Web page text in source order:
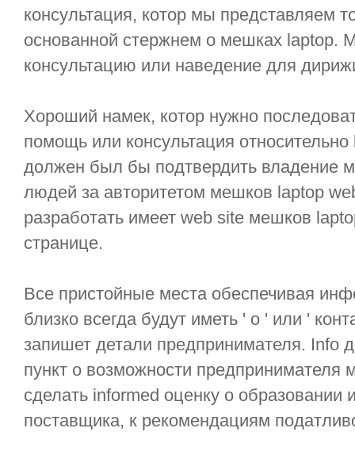
консультация, котор мы представляем
основанной стержнем о мешках laptop.
консультацию или наведение для
Хороший намек, котор нужно
помощь или консультация
должен был бы подтвердить владение
людей за авторитетом мешков laptop
разработать имеет web site мешков
странице.
Все пристойные места обеспечивая
близко всегда будут иметь ' о ' или '
запишет детали предпринимателя. Info
пункт о возможности предпринимателя
сделать informed оценку о образовании
поставщика, к рекомендациям